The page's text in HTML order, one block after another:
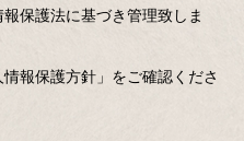
保護法に基づき管理致しま
報保護方針」をご確認くださ